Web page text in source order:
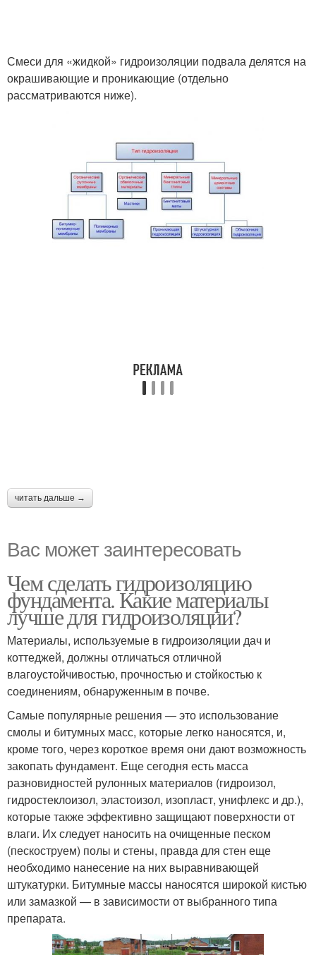
Смеси для «жидкой» гидроизоляции подвала делятся на
окрашивающие и проникающие (отдельно
рассматриваются ниже).
читать дальше →
Вас может заинтересовать
Чем сделать гидроизоляцию
фундамента. Какие материалы
лучше для гидроизоляции?
Материалы, используемые в гидроизоляции дач и
коттеджей, должны отличаться отличной
влагоустойчивостью, прочностью и стойкостью к
соединениям, обнаруженным в почве.
Самые популярные решения — это использование
смолы и битумных масс, которые легко наносятся, и,
кроме того, через короткое время они дают возможность
закопать фундамент. Еще сегодня есть масса
разновидностей рулонных материалов (гидроизол,
гидростеклоизол, эластоизол, изопласт, унифлекс и др.),
которые также эффективно защищают поверхности от
влаги. Их следует наносить на очищенные песком
(пескоструем) полы и стены, правда для стен еще
необходимо нанесение на них выравнивающей
штукатурки. Битумные массы наносятся широкой кистью
или замазкой — в зависимости от выбранного типа
препарата.